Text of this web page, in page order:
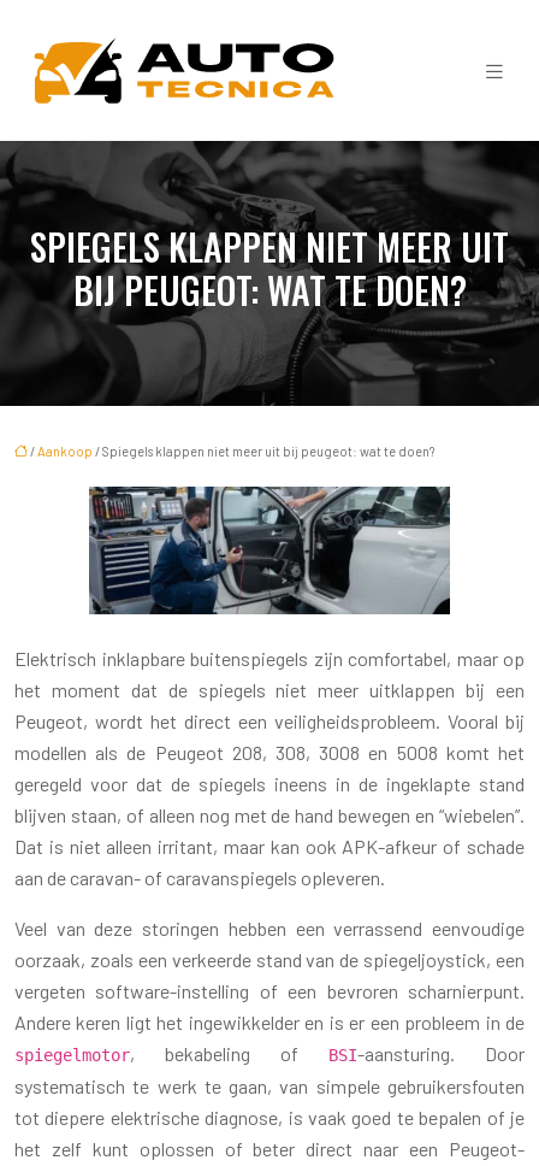
SPIEGELS KLAPPEN NIET MEER UIT
BIJ PEUGEOT: WAT TE DOEN?
/Aankoop / Spiegels klappen niet meer uit bij peugeot: wat te doen?
Elektrisch inklapbare buitenspiegels zijn comfortabel, maar op
het moment dat de spiegels niet meer uitklappen bij een
Peugeot, wordt het direct een veiligheidsprobleem. Vooral bij
modellen als de Peugeot 208, 308, 3008 en 5008 komt het
geregeld voor dat de spiegels ineens in de ingeklapte stand
blijven staan, of alleen nog met de hand bewegen en “wiebelen”.
Dat is niet alleen irritant, maar kan ook APK-afkeur of schade
aan de caravan- of caravanspiegels opleveren.
Veel van deze storingen hebben een verrassend eenvoudige
oorzaak, zoals een verkeerde stand van de spiegeljoystick, een
vergeten software-instelling of een bevroren scharnierpunt.
Andere keren ligt het ingewikkelder en is er een probleem in de
spiegelmotor, bekabeling of BSI-aansturing. Door
systematisch te werk te gaan, van simpele gebruikersfouten
tot diepere elektrische diagnose, is vaak goed te bepalen of je
het zelf kunt oplossen of beter direct naar een Peugeot-